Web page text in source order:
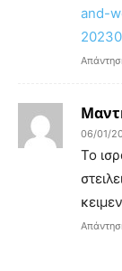
and-
06/01/
Το